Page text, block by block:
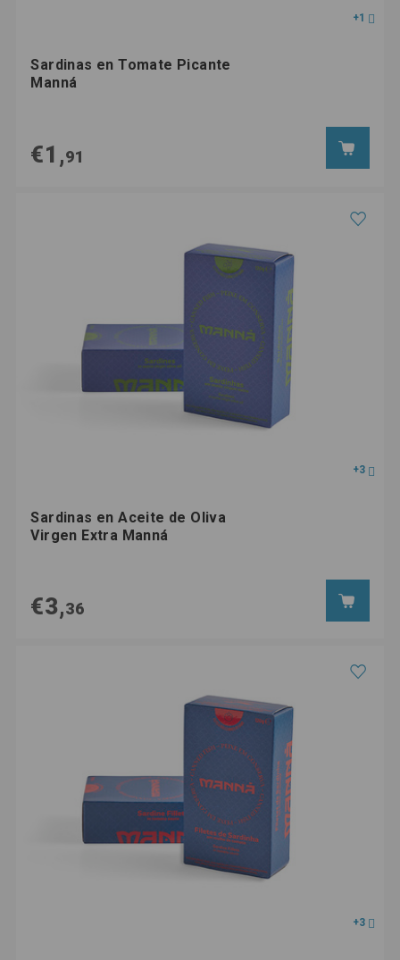
+1
Sardinas en Tomate Picante
Manná
€1,91
+3
Sardinas en Aceite de Oliva
Virgen Extra Manná
€3,36
+3